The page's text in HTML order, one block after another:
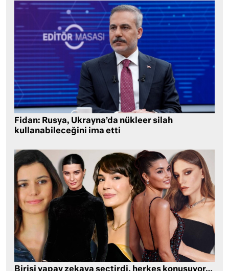
Fidan: Rusya, Ukrayna’da nükleer silah
kullanabileceğini ima etti